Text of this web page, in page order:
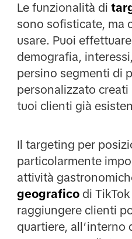
Le funzionalità di
sono sofisticate, ma
usare. Puoi
demografia,
persino segmenti di
personalizzato
tuoi clienti già
Il targeting per
particolarmente
attività
geograficodi
raggiungere clienti
quartiere, all’interno